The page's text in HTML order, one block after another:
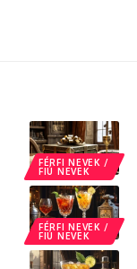
FÉRFI NEVEK /
FIÚ NEVEK
FÉRFI NEVEK /
FIÚ NEVEK